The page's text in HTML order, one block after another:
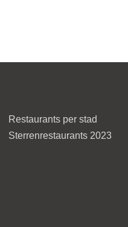
Restaurants per stad
Sterrenrestaurants 2023